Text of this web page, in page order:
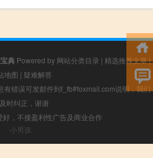
典Powered by 网站分类目录 | 精选推荐文章|
地图 | 疑难解答
有错误可发邮件到f_fb#foxmail.com说明，我们
时纠正，谢谢
，不接盈利性广告及商业合作
小男孩